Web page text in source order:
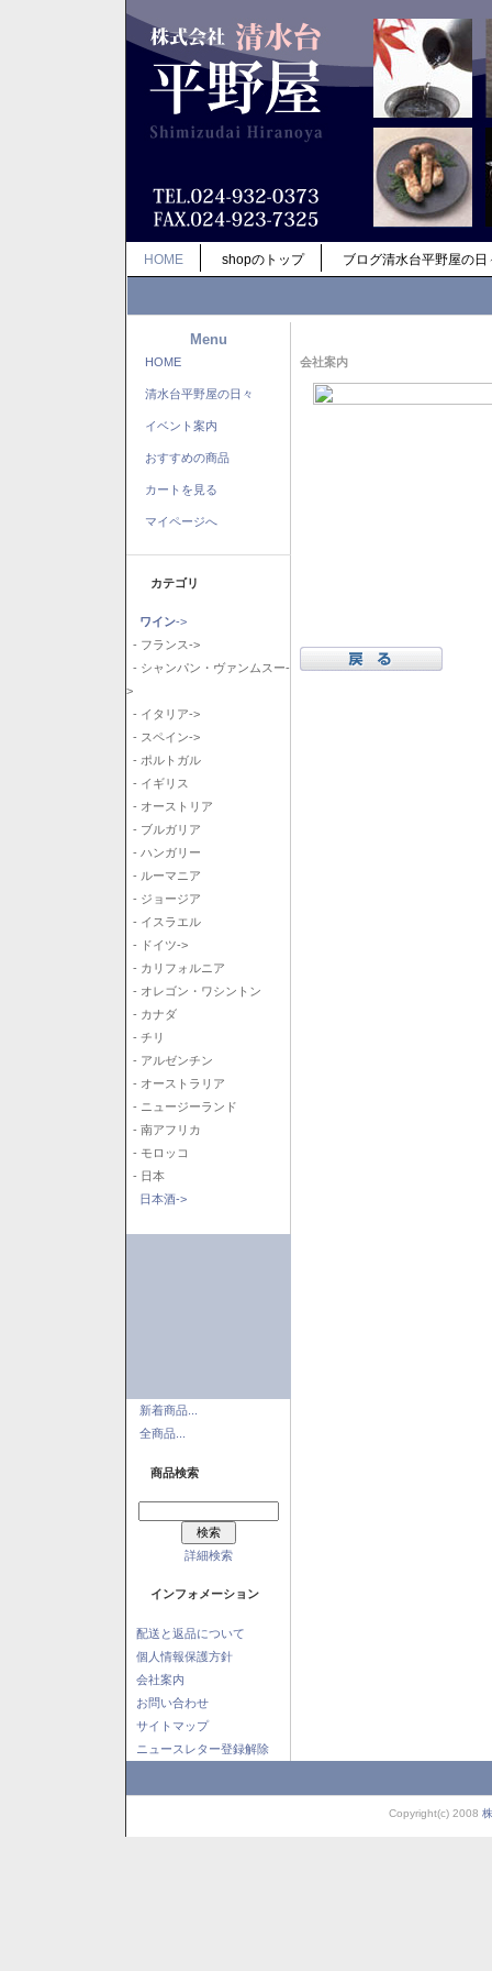
HOME shopのトップ ブログ清水台平野屋の日
Menu
HOME
清水台平野屋の日々
イベント案内
おすすめの商品
カートを見る
マイページへ
カテゴリ
ワイン->
- フランス->
- シャンパン・ヴァンムスー-
>
- イタリア->
- スペイン->
- ポルトガル
- イギリス
- オーストリア
- ブルガリア
- ハンガリー
- ルーマニア
- ジョージア
- イスラエル
- ドイツ->
- カリフォルニア
- オレゴン・ワシントン
- カナダ
- チリ
- アルゼンチン
- オーストラリア
- ニュージーランド
- 南アフリカ
- モロッコ
- 日本
日本酒->
新着商品...
全商品...
商品検索
詳細検索
インフォメーション
配送と返品について
個人情報保護方針
会社案内
お問い合わせ
サイトマップ
ニュースレター登録解除
会社案内
Copyright(c) 2008